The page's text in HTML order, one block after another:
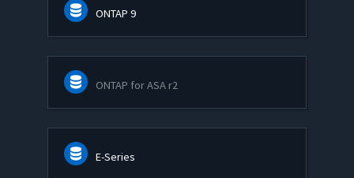
ONTAP 9
ONTAP for ASA r2
E-Series